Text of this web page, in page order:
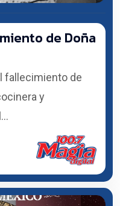
de Doña
fallecimiento de
y